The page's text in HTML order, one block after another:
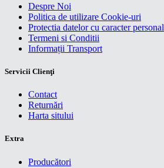
Despre Noi
Politica de utilizare Cookie-uri
Protectia datelor cu caracter personal
Termeni si Conditii
Informații Transport
Servicii Clienţi
Contact
Returnări
Harta sitului
Extra
Producători